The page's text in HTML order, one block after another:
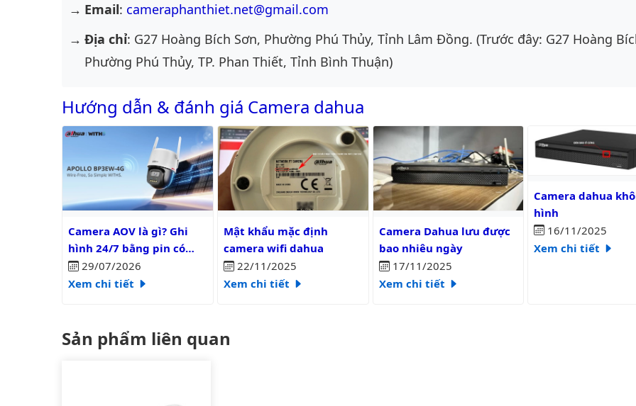
Email: cameraphanthiet.net@gmail.com
Địa chỉ: G27 Hoàng Bích Sơn, Phường Phú Thủy, Tỉnh Lâm Đồng. (Trước đây: G27 Hoàng
Phường Phú Thủy, TP. Phan Thiết, Tỉnh Bình Thuận)
Hướng dẫn & đánh giá Camera dahua
Camera AOV là gì? Ghi hình 24/7 bằng pin có liên tục?
Camera AOV là gì? Ghi
hình 24/7 bằng pin có
liên tục?
29/07/2026
Xem chi tiết
Mật khẩu mặc định camera wifi dahua
Mật khẩu mặc định
camera wifi dahua
22/11/2025
Xem chi tiết
Camera Dahua lưu được bao nhiêu ngày
Camera Dahua lưu được
bao nhiêu ngày
17/11/2025
Xem chi tiết
Camera dahua không
Camera dahua
hình
16/11/2025
Xem chi tiết
Sản phẩm liên quan